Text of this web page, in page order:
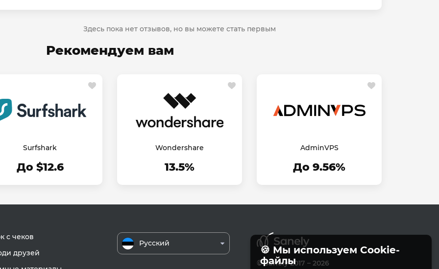
Здесь пока нет отзывов, но вы можете стать первым
Рекомендуем вам
Surfshark
До $12.6
Wondershare
13.5%
AdminVPS
До 9.56%
с чеков
друзей
Русский
© Sanely 2017 – 2026
🍪 Мы используем Cookie-
файлы